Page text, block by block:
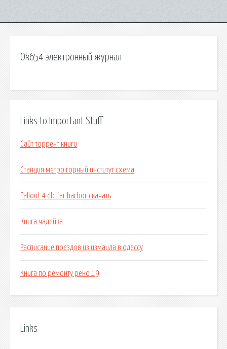
Ok654 электронный журнал
Links to Important Stuff
Сайт торрент книги
Станция метро горный институт схема
Fallout 4 dlc far harbor скачать
Книга чадейка
Расписание поездов из измаила в одессу
Книга по ремонту рено 19
Links